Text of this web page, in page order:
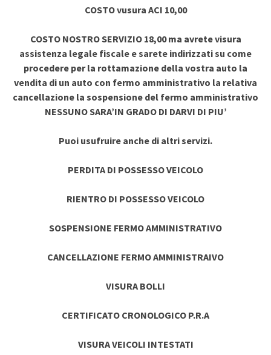
COSTO vusura ACI 10,00
COSTO NOSTRO SERVIZIO 18,00 ma avrete visura
assistenza legale fiscale e sarete indirizzati su come
procedere per la rottamazione della vostra auto la
vendita di un auto con fermo amministrativo la relativa
cancellazione la sospensione del fermo amministrativo
NESSUNO SARA’IN GRADO DI DARVI DI PIU’
Puoi usufruire anche di altri servizi.
PERDITA DI POSSESSO VEICOLO
RIENTRO DI POSSESSO VEICOLO
SOSPENSIONE FERMO AMMINISTRATIVO
CANCELLAZIONE FERMO AMMINISTRAIVO
VISURA BOLLI
CERTIFICATO CRONOLOGICO P.R.A
VISURA VEICOLI INTESTATI